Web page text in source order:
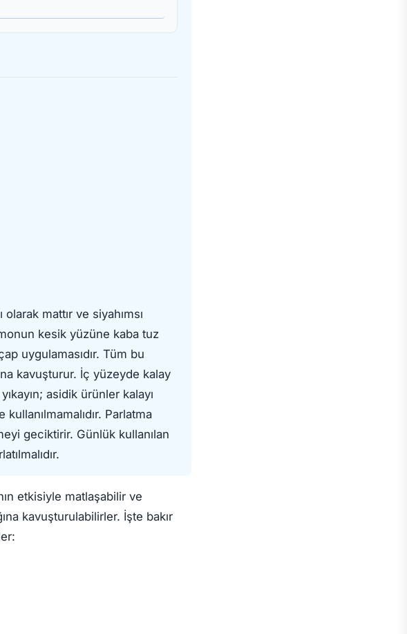
mattır ve siyahımsı
kesik yüzüne kaba tuz
uygulamasıdır. Tüm bu
kavuşturur. İç yüzeyde kalay
asidik ürünler kalayı
Parlatma
geciktirir. Günlük kullanılan
etkisiyle matlaşabilir ve
kavuşturulabilirler. İşte bakır